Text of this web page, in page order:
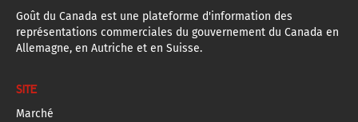
Goût du Canada est une plateforme d'information des
représentations commerciales du gouvernement du Canada en
Allemagne, en Autriche et en Suisse.
SITE
Marché